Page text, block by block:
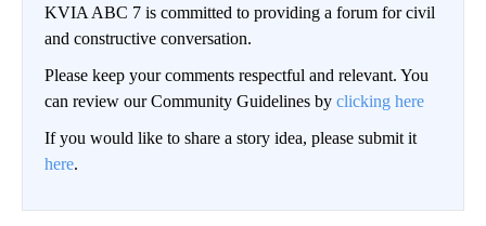
KVIA ABC 7 is committed to providing a forum for civil
and constructive conversation.
Please keep your comments respectful and relevant. You
can review our Community Guidelines by clicking here
If you would like to share a story idea, please submit it
here.